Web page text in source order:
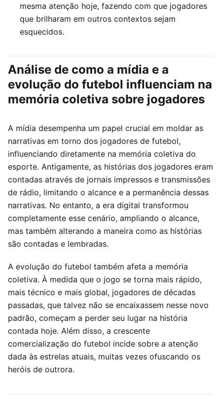
mesma atenção hoje, fazendo com que jogadores
que brilharam em outros contextos sejam
esquecidos.
Análise de como a mídia e a
evolução do futebol influenciam na
memória coletiva sobre jogadores
A mídia desempenha um papel crucial em moldar as
narrativas em torno dos jogadores de futebol,
influenciando diretamente na memória coletiva do
esporte. Antigamente, as histórias dos jogadores eram
contadas através de jornais impressos e transmissões
de rádio, limitando o alcance e a permanência dessas
narrativas. No entanto, a era digital transformou
completamente esse cenário, ampliando o alcance,
mas também alterando a maneira como as histórias
são contadas e lembradas.
A evolução do futebol também afeta a memória
coletiva. À medida que o jogo se torna mais rápido,
mais técnico e mais global, jogadores de décadas
passadas, que talvez não se encaixassem nesse novo
padrão, começam a perder seu lugar na história
contada hoje. Além disso, a crescente
comercialização do futebol incide sobre a atenção
dada às estrelas atuais, muitas vezes ofuscando os
heróis de outrora.